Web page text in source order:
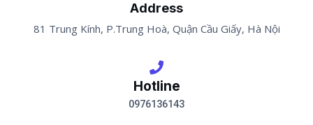
Address
81 Trung Kính, P.Trung Hoà, Quận Cầu Giấy, Hà Nội
Hotline
0976136143